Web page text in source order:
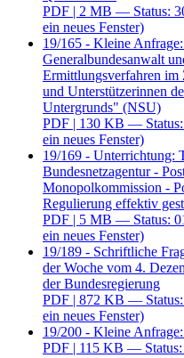
PDF | 2 MB — Status:
ein neues Fenster)
19/165 - Kleine
Generalbundesanwalt
Ermittlungsverfahren im
und Unterstützerinnen
Untergrunds" (NSU)
PDF | 130 KB —
ein neues Fenster)
19/169 - Unterrichtung:
Bundesnetzagentur -
Monopolkommission -
Regulierung effektiv
PDF | 5 MB — Status:
ein neues Fenster)
19/189 - Schriftliche
der Woche vom 4.
der Bundesregierung
PDF | 872 KB —
ein neues Fenster)
19/200 - Kleine
PDF | 115 KB — Status: